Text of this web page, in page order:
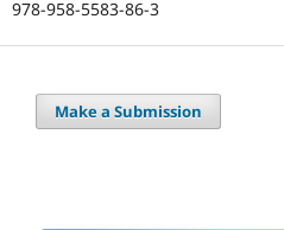
978-958-5583-86-3
Make a Submission